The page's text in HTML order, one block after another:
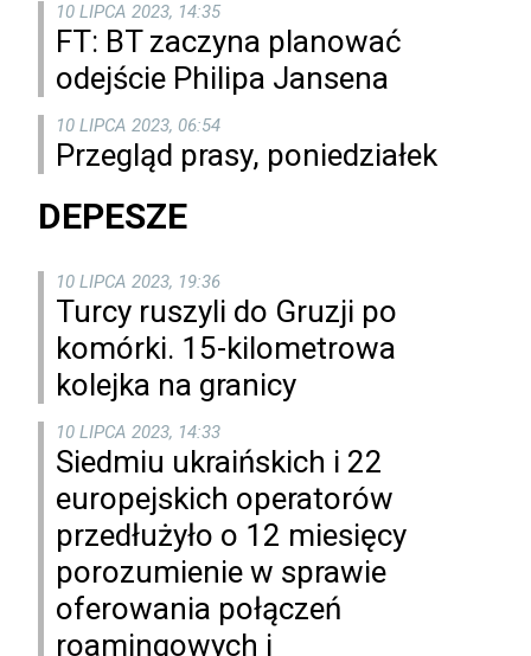
10 LIPCA 2023, 14:35
FT: BT zaczyna planować
odejście Philipa Jansena
10 LIPCA 2023, 06:54
Przegląd prasy, poniedziałek
DEPESZE
10 LIPCA 2023, 19:36
Turcy ruszyli do Gruzji po
komórki. 15-kilometrowa
kolejka na granicy
10 LIPCA 2023, 14:33
Siedmiu ukraińskich i 22
europejskich operatorów
przedłużyło o 12 miesięcy
porozumienie w sprawie
oferowania połączeń
roamingowych i